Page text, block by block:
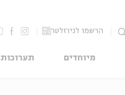
הרשמו לניוזלטר
מיוחדים תערוכות